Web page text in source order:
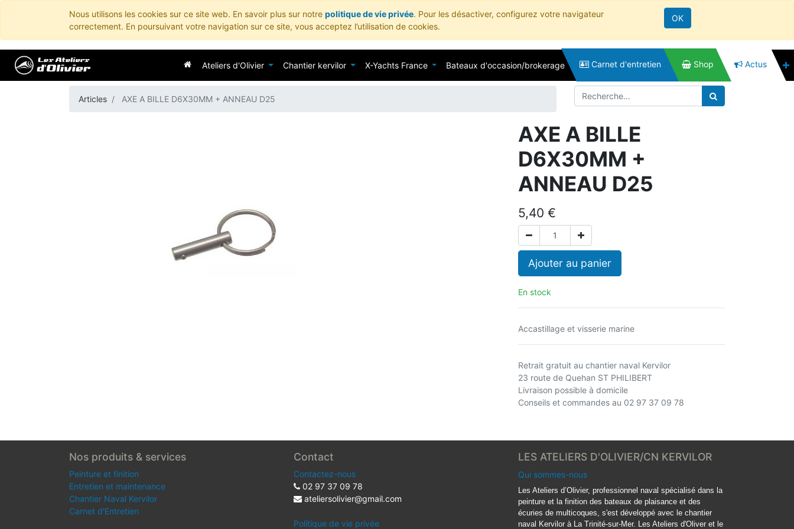
Nous utilisons les cookies sur ce site web. En savoir plus sur notre politique de vie privée. Pour les désactiver, configurez votre navigateur
correctement. En poursuivant votre navigation sur ce site, vous acceptez l’utilisation de cookies.
OK
Ateliers d'Olivier Chantier kervilor X-Yachts France Bateaux d'occasion/brokerage Carnet d'entretien Shop Actus
Articles AXE A BILLE D6X30MM + ANNEAU D25
AXE A BILLE
D6X30MM +
ANNEAU D25
5,40 €
Ajouter au panier
En stock
Accastillage et visserie marine
Retrait gratuit au chantier naval Kervilor
23 route de Quehan ST PHILIBERT
Livraison possible à domicile
Conseils et commandes au 02 97 37 09 78
Nos produits & services
Peinture et finition
Entretien et maintenance
Chantier Naval Kervilor
Carnet d'Entretien
Contact
Contactez-nous
02 97 37 09 78
ateliersolivier@gmail.com
Politique de vie privée
LES ATELIERS D'OLIVIER/CN KERVILOR
Qui sommes-nous
Les Ateliers d’Olivier, professionnel naval spécialisé dans la
peinture et la finition des bateaux de plaisance et des
écuries de multicoques, s'est développé avec le chantier
naval Kervilor à La Trinité-sur-Mer. Les Ateliers d'Oliver et le